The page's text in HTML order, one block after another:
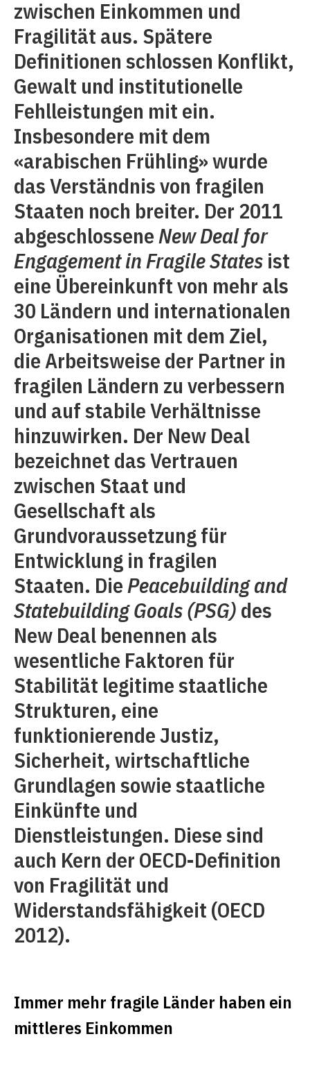
zwischen Einkommen und
Fragilität aus. Spätere
Definitionen schlossen Konflikt,
Gewalt und institutionelle
Fehlleistungen mit ein.
Insbesondere mit dem
«arabischen Frühling» wurde
das Verständnis von fragilen
Staaten noch breiter. Der 2011
abgeschlosseneNew Deal for
Engagement in Fragile States ist
eine Übereinkunft von mehr als
30 Ländern und internationalen
Organisationen mit dem Ziel,
die Arbeitsweise der Partner in
fragilen Ländern zu verbessern
und auf stabile Verhältnisse
hinzuwirken. Der New Deal
bezeichnet das Vertrauen
zwischen Staat und
Gesellschaft als
Grundvoraussetzung für
Entwicklung in fragilen
Staaten. DiePeacebuilding and
Statebuilding Goals (PSG) des
New Deal benennen als
wesentliche Faktoren für
Stabilität legitime staatliche
Strukturen, eine
funktionierende Justiz,
Sicherheit, wirtschaftliche
Grundlagen sowie staatliche
Einkünfte und
Dienstleistungen. Diese sind
auch Kern der OECD-Definition
von Fragilität und
Widerstandsfähigkeit (OECD
2012).
Immer mehr fragile Länder haben ein
mittleres Einkommen